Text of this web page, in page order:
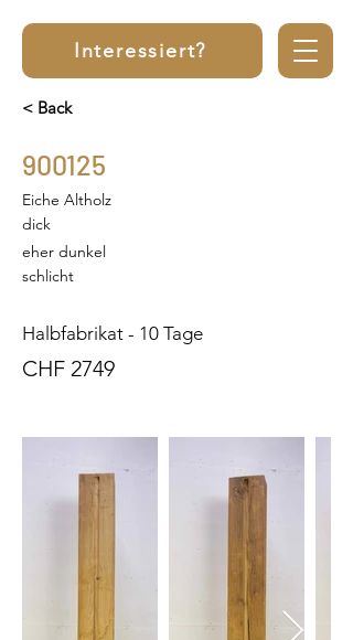
Interessiert?
< Back
900125
Eiche Altholz
dick
eher dunkel
schlicht
Halbfabrikat - 10 Tage
CHF 2749